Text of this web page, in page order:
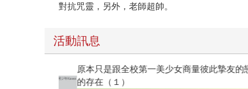
對抗咒靈，另外，老師超帥。
活動訊息
原本只是跟全校第一美少女商量彼此摯友的戀
的存在（１）